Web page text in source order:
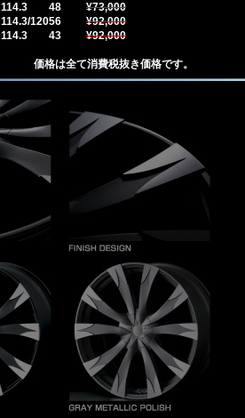
114.3 48
¥73,000
114.3/12056
¥92,000
114.3 43 ¥92,000
価格は全て消費税抜き価格です。